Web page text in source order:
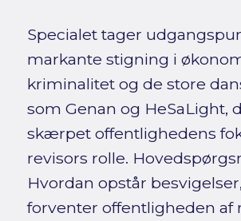
Specialet tager
markante stigning i
kriminalitet og de store
som Genan og HeSaLight,
skærpet offentlighedens
revisors rolle.
Hvordan opstår
forventer offentligheden af